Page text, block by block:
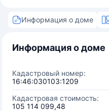
Информация о доме
Информация о доме
Кадастровый номер:
16:46:030103:1209
Кадастровая стоимость:
105 114 099,48